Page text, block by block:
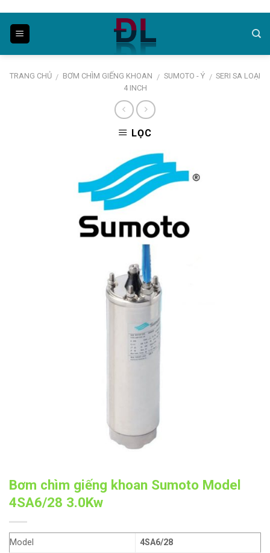
content
TRANG CHỦ / BƠM CHÌM GIẾNG KHOAN / SUMOTO - Ý / SERI SA LOẠI
4 INCH
LỌC
Bơm chìm giếng khoan Sumoto Model
4SA6/28 3.0Kw
Model
4SA6/28